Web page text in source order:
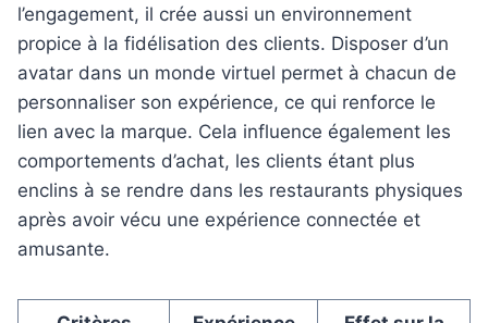
l’engagement, il crée aussi un environnement
propice à la fidélisation des clients. Disposer d’un
avatar dans un monde virtuel permet à chacun de
personnaliser son expérience, ce qui renforce le
lien avec la marque. Cela influence également les
comportements d’achat, les clients étant plus
enclins à se rendre dans les restaurants physiques
après avoir vécu une expérience connectée et
amusante.